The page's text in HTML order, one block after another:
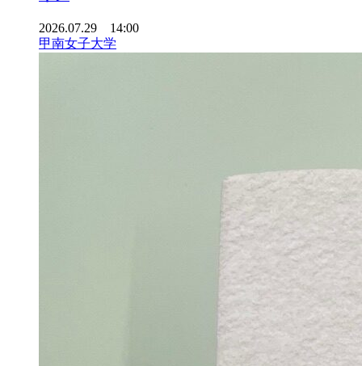
2026.07.29 14:00
甲南女子大学